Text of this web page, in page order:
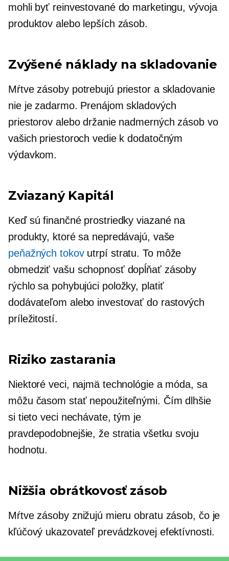
mohli byť reinvestované do marketingu, vývoja
produktov alebo lepších zásob.
Zvýšené náklady na skladovanie
Mŕtve zásoby potrebujú priestor a skladovanie
nie je zadarmo. Prenájom skladových
priestorov alebo držanie nadmerných zásob vo
vašich priestoroch vedie k dodatočným
výdavkom.
ZviazanýKapitál
Keď sú finančné prostriedky viazané na
produkty, ktoré sa nepredávajú, vaše
peňažných tokovutrpí stratu. To môže
obmedziť vašu schopnosť dopĺňať zásoby
rýchlo sa pohybujúci položky, platiť
dodávateľom alebo investovať do rastových
príležitostí.
Riziko zastarania
Niektoré veci, najmä technológie a móda, sa
môžu časom stať nepoužiteľnými. Čím dlhšie
si tieto veci nechávate, tým je
pravdepodobnejšie, že stratia všetku svoju
hodnotu.
Nižšia obrátkovosť zásob
Mŕtve zásoby znižujú mieru obratu zásob, čo je
kľúčový ukazovateľ prevádzkovej efektívnosti.